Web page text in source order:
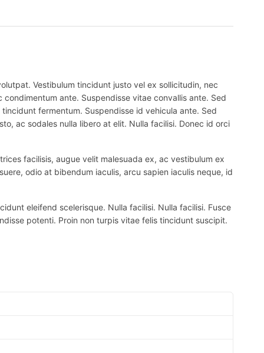
Vestibulum tincidunt justo vel ex sollicitudin, nec
ante. Suspendisse vitae convallis ante. Sed
fermentum. Suspendisse id vehicula ante. Sed
ac sodales nulla libero at elit. Nulla facilisi. Donec id orci
facilisis, augue velit malesuada ex, ac vestibulum ex
odio at bibendum iaculis, arcu sapien iaculis neque, id
eleifend scelerisque. Nulla facilisi. Nulla facilisi. Fusce
potenti. Proin non turpis vitae felis tincidunt suscipit.